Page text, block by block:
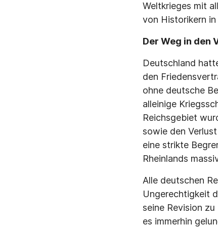
Weltkrieges mit
von Historikern
Der Weg in den
Deutschland
den
ohne deutsche
alleinige
Reichsgebiet
sowie den
eine strikte
Rheinlands
Alle deutschen
Ungerechtigkeit
seine Revision
es immerhin